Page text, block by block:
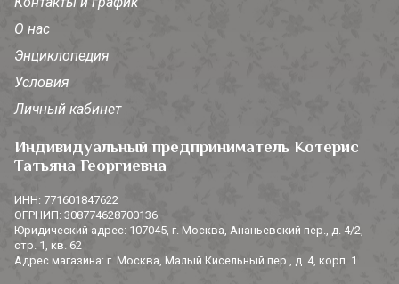
О нас
Энциклопедия
Условия
Личный кабинет
Индивидуальный предприниматель Котерис
Татьяна Георгиевна
ИНН: 771601847622
ОГРНИП: 308774628700136
Юридический адрес: 107045, г. Москва, Ананьевский пер., д. 4/2,
стр. 1, кв. 62
Адрес магазина: г. Москва, Малый Кисельный пер., д. 4, корп. 1